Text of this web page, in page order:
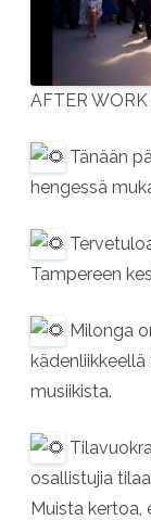
AFTER
Tänään
hengessä
Tampereen
Milonga
musiikista.
osallistujia
Muista kertoa,